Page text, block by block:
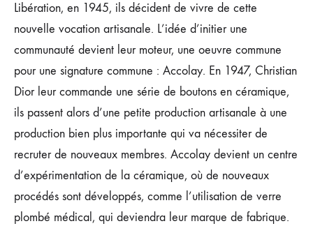
Libération, en 1945, ils décident de vivre de cette
nouvelle vocation artisanale. L’idée d’initier une
communauté devient leur moteur, une oeuvre commune
pour une signature commune : Accolay. En 1947, Christian
Dior leur commande une série de boutons en céramique,
ils passent alors d’une petite production artisanale à une
production bien plus importante qui va nécessiter de
recruter de nouveaux membres. Accolay devient un centre
d’expérimentation de la céramique, où de nouveaux
procédés sont développés, comme l’utilisation de verre
plombé médical, qui deviendra leur marque de fabrique.